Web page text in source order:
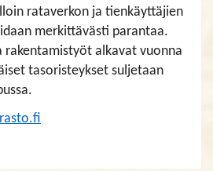
rataverkon ja tienkäyttäjien
merkittävästi parantaa.
rakentamistyöt alkavat vuonna
tasoristeykset suljetaan